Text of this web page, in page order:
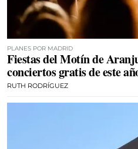
PLANES POR MADRID
Fiestas del Motín de
conciertos gratis de este
RUTH RODRÍGUEZ